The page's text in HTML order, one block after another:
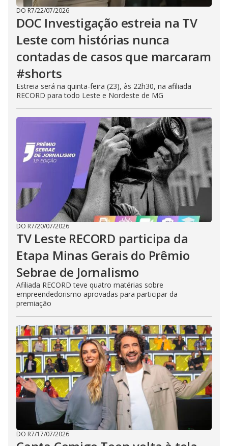
DO R7/22/07/2026
DOC Investigação estreia na TV
Leste com histórias nunca
contadas de casos que marcaram
#shorts
Estreia será na quinta-feira (23), às 22h30, na afiliada
RECORD para todo Leste e Nordeste de MG
DO R7/20/07/2026
TV Leste RECORD participa da
Etapa Minas Gerais do Prêmio
Sebrae de Jornalismo
Afiliada RECORD teve quatro matérias sobre
empreendedorismo aprovadas para participar da
premiação
DO R7/17/07/2026